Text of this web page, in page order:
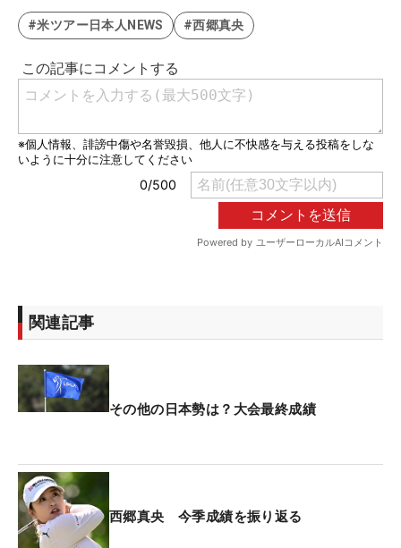
#米ツアー日本人NEWS #西郷真央
関連記事
その他の日本勢は？大会最終成績
西郷真央 今季成績を振り返る